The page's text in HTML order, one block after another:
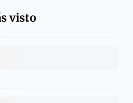
visto